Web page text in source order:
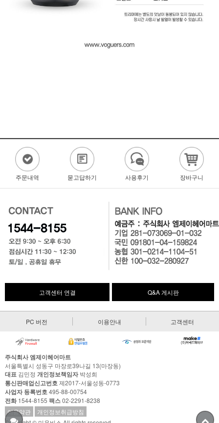
주문내역 묻고답하기 사용후기 장바구니
고객센터 연결 Q&A 게시판
PC 버전 이용안내 고객센터
주식회사 엠제이헤어마트
서울특별시 성동구 마장로39나길 13(마장동)
대표 김민정 개인정보책임자박성희
통신판매업신고번호제2017-서울성동-0773
사업자 등록번호495-88-00754
전화1544-8155 팩스02-2291-8238
이용약관
개인정보취급방침